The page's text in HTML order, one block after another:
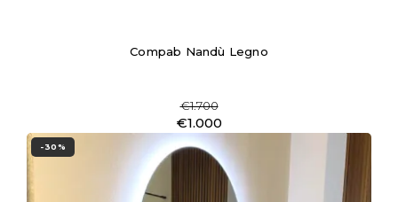
Compab Nandù Legno
€1.700
€1.000
-30%